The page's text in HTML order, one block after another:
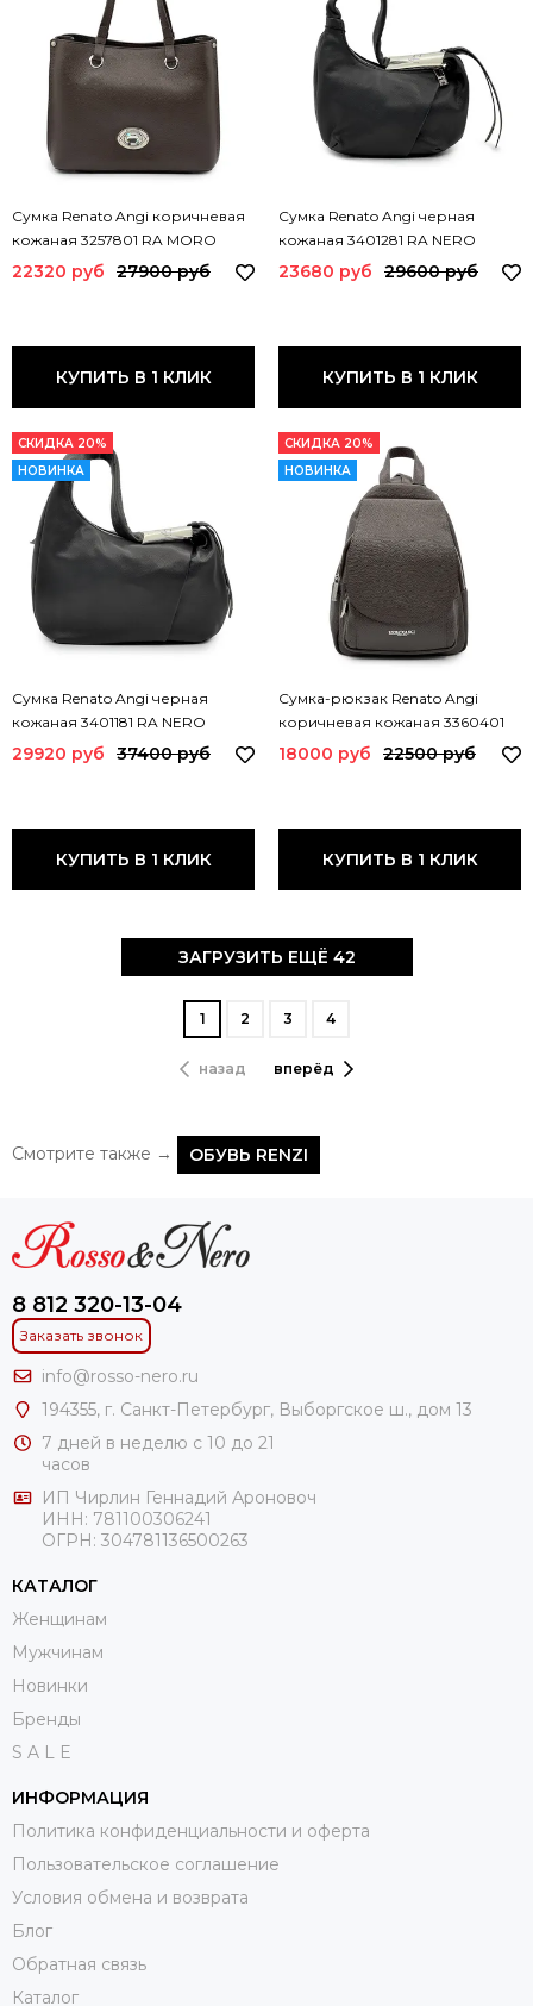
Сумка Renato Angi коричневая
кожаная 3257801 RA MORO
22320 руб 27900 руб
КУПИТЬ В 1 КЛИК
Сумка Renato Angi черная
кожаная 3401281 RA NERO
23680 руб 29600 руб
КУПИТЬ В 1 КЛИК
СКИДКА 20%
НОВИНКА
Сумка Renato Angi черная
кожаная 3401181 RA NERO
29920 руб 37400 руб
КУПИТЬ В 1 КЛИК
СКИДКА 20%
НОВИНКА
Сумка-рюкзак Renato Angi
коричневая кожаная 3360401
RA MORO
18000 руб 22500 руб
КУПИТЬ В 1 КЛИК
ЗАГРУЗИТЬ ЕЩЁ 42
назад
1 2 3 4
вперёд
Смотрите также → ОБУВЬ RENZI
8 812 320-13-04
Заказать звонок
info@rosso-nero.ru
194355, г. Санкт-Петербург, Выборгское ш., дом 13
7 дней в неделю с 10 до 21
часов
ИП Чирлин Геннадий Ароновоч
ИНН: 781100306241
ОГРН: 304781136500263
КАТАЛОГ
Женщинам
Мужчинам
Новинки
Бренды
S A L E
ИНФОРМАЦИЯ
Политика конфиденциальности и оферта
Пользовательское соглашение
Условия обмена и возврата
Блог
Обратная связь
Каталог